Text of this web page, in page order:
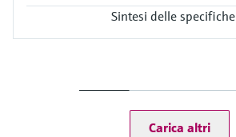
Sintesi delle specifiche
Carica altri